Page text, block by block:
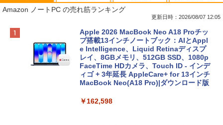
Amazon ノートPC の売れ筋ランキング
更新日時：2026/08/07 12:05
Apple 2026 MacBook Neo A18 Proチッ
プ搭載13インチノートブック：AIとAppl
e Intelligence、Liquid Retinaディスプ
レイ、8GBメモリ、512GB SSD、1080p
FaceTime HDカメラ、Touch ID - インデ
ィゴ + 3年延長 AppleCare+ for 13インチ
MacBook Neo(A18 Pro)|ダウンロード版
￥162,598